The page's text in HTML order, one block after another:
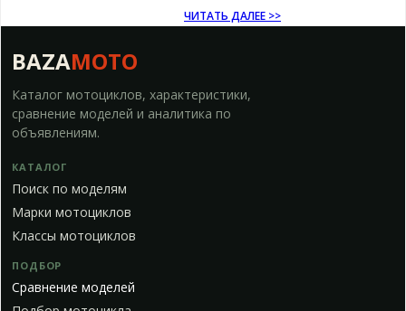
ЧИТАТЬ ДАЛЕЕ >>
BAZAMOTO
Каталог мотоциклов, характеристики,
сравнение моделей и аналитика по
объявлениям.
КАТАЛОГ
Поиск по моделям
Марки мотоциклов
Классы мотоциклов
ПОДБОР
Сравнение моделей